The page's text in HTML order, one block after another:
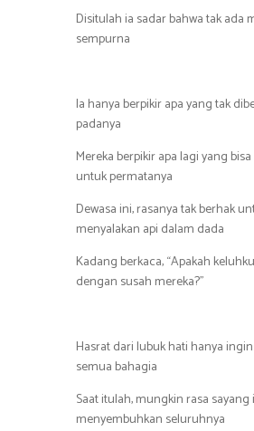
Disitulah ia sadar bahwa tak ada
sempurna
Ia hanya berpikir apa yang tak
padanya
Mereka berpikir apa lagi yang
untuk permatanya
Dewasa ini, rasanya tak berhak
menyalakan api dalam dada
Kadang berkaca, “Apakah
dengan susah mereka?”
Hasrat dari lubuk hati hanya
semua bahagia
Saat itulah, mungkin rasa sayang
menyembuhkan seluruhnya